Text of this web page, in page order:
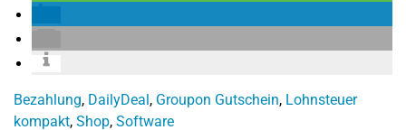
Bezahlung, DailyDeal, Groupon Gutschein, Lohnsteuer
kompakt, Shop, Software